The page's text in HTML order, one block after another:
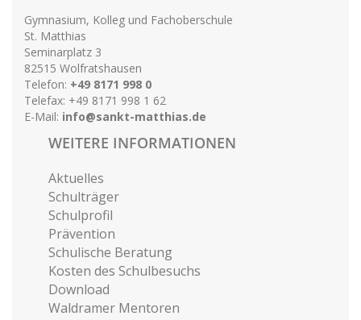
Gymnasium, Kolleg und Fachoberschule
St. Matthias
Seminarplatz 3
82515 Wolfratshausen
Telefon: +49 8171 998 0
Telefax: +49 8171 998 1 62
E-Mail: info@sankt-matthias.de
WEITERE INFORMATIONEN
Aktuelles
Schulträger
Schulprofil
Prävention
Schulische Beratung
Kosten des Schulbesuchs
Download
Waldramer Mentoren